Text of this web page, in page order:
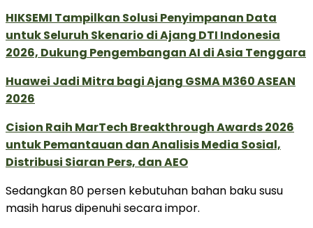
HIKSEMI Tampilkan Solusi Penyimpanan Data
untuk Seluruh Skenario di Ajang DTI Indonesia
2026, Dukung Pengembangan AI di Asia Tenggara
Huawei Jadi Mitra bagi Ajang GSMA M360 ASEAN
2026
Cision Raih MarTech Breakthrough Awards 2026
untuk Pemantauan dan Analisis Media Sosial,
Distribusi Siaran Pers, dan AEO
Sedangkan 80 persen kebutuhan bahan baku susu
masih harus dipenuhi secara impor.